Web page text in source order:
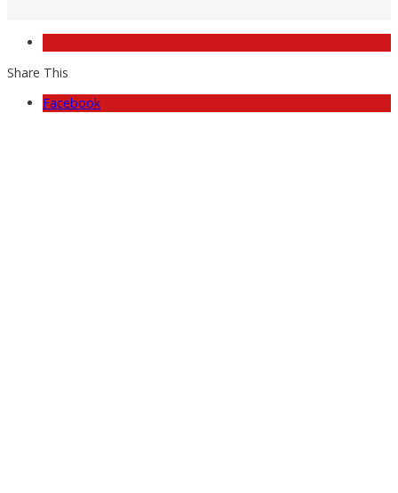
Share This
Facebook